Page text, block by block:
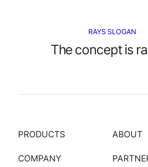
RAYS SLOGAN
The concept is
PRODUCTS ABOUT
COMPANY